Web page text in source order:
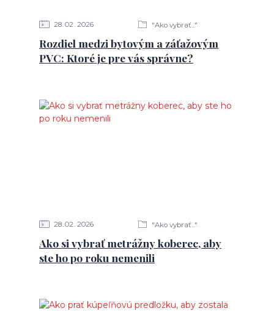
28 02 2026 "Ako vybrať..."
Rozdiel medzi bytovým a záťažovým
PVC: Ktoré je pre vás správne?
28 02 2026 "Ako vybrať..."
Ako si vybrať metrážny koberec, aby
ste ho po roku nemenili